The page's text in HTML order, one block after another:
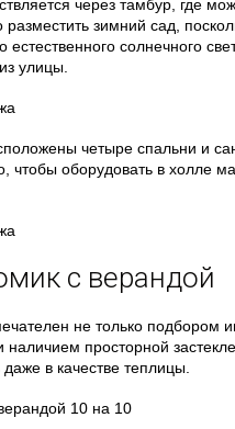
через тамбур, где
зимний сад,
солнечного
улицы.
четыре спальни и
чтобы оборудовать в холле
с верандой
не только подбором
наличием просторной
в качестве теплицы.